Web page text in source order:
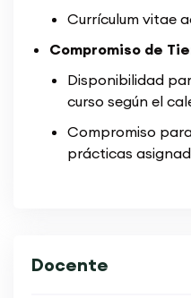
Currículum vitae
Compromiso de
Disponibilidad
curso según el
Compromiso
prácticas
Docente